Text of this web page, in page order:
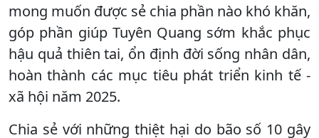
mong muốn được sẻ chia phần nào khó khăn,
góp phần giúp Tuyên Quang sớm khắc phục
hậu quả thiên tai, ổn định đời sống nhân dân,
hoàn thành các mục tiêu phát triển kinh tế -
xã hội năm 2025.
Chia sẻ với những thiệt hại do bão số 10 gây